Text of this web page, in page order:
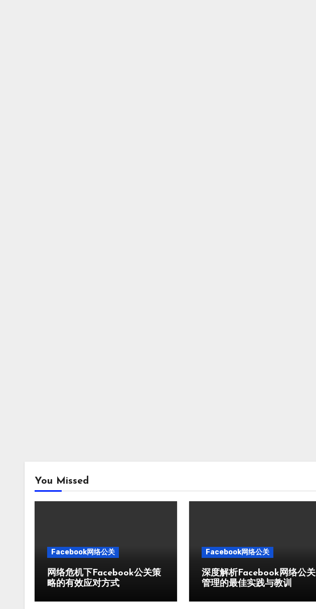
You Missed
Facebook网络公关
网络危机下Facebook公关策
略的有效应对方式
Facebook网络公关
深度解析Facebook网络公关
管理的最佳实践与教训